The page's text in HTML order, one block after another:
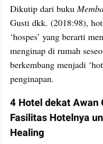
Dikutip dari buku
Gusti dkk. (2018:98),
‘hospes’ yang berarti
menginap di rumah
berkembang menjadi
penginapan.
4 Hotel dekat Awan
Fasilitas Hotelnya
Healing